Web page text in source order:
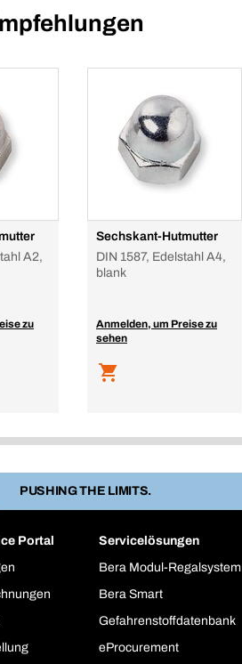
A2,
zu
Sechskant-Hutmutter
DIN 1587, Edelstahl A4,
blank
Anmelden, um Preise zu
sehen
PUSHING THE LIMITS.
Portal
Servicelösungen
Bera Modul-Regalsystem
Bera Smart
Gefahrenstoffdatenbank
eProcurement